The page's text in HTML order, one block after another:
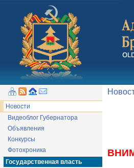
Новости
Видеоблог Губернатора
Объявления
Конкурсы
Фотохроника
Государственная власть